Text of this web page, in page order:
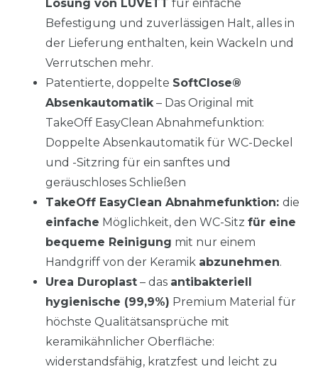
Lösung von LUVETT
für einfache
Befestigung und zuverlässigen Halt, alles in
der Lieferung enthalten, kein Wackeln und
Verrutschen mehr.
Patentierte, doppelte SoftClose®
Absenkautomatik– Das Original mit
TakeOff EasyClean Abnahmefunktion:
Doppelte Absenkautomatik für WC-Deckel
und -Sitzring für ein sanftes und
geräuschloses Schließen
TakeOff EasyClean Abnahmefunktion: die
einfache Möglichkeit, den WC-Sitz für eine
bequeme Reinigung mit nur einem
Handgriff von der Keramik abzunehmen.
Urea Duroplast – das antibakteriell
hygienische (99,9%) Premium Material für
höchste Qualitätsansprüche mit
keramikähnlicher Oberfläche:
widerstandsfähig, kratzfest und leicht zu